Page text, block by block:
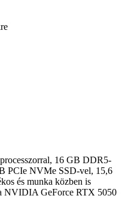
16 GB DDR5-
PCIe NVMe SSD-vel, 15,6
és munka közben is
NVIDIA GeForce RTX 5050